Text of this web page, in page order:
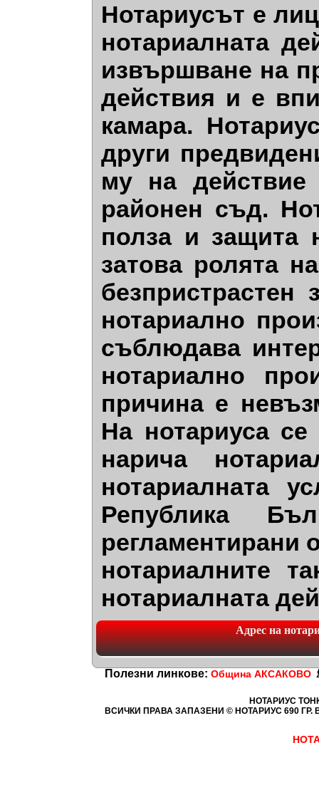
Нотариусът е
нотариалната
извършване на
действия и е
камара.
други
му на действие
районен съд.
полза и защита
затова ролята
нотариално
съблюдава
нотариално
причина е
На нотариуса
нарича
нотариалната
Република
регламентирани
нотариалните
нотариалната
Адрес на
Полезни линкове: Община АКСАКОВО
НОТАРИУС
ВСИЧКИ ПРАВА ЗАПАЗЕНИ © НОТАРИУС 690 ГР.